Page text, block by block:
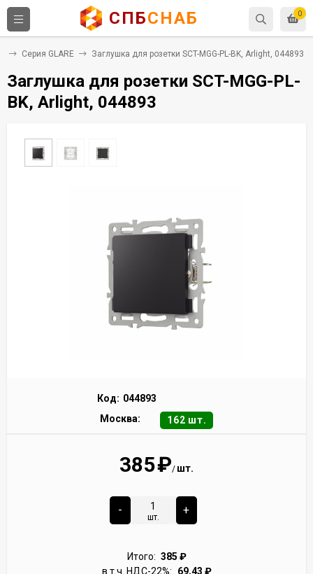
0
СПБСНАБ
Серия GLARE Заглушка для розетки SCT-MGG-PL-BK, Arlight, 044893
Заглушка для розетки SCT-MGG-PL-
BK, Arlight, 044893
Код: 044893
Москва:
162 шт.
385₽/ шт.
-
шт.
+
Итого: 385 ₽
в т.ч. НДС-22%:
69,43 ₽